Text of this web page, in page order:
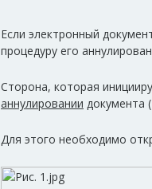
Если электронный
процедуру его
Сторона, которая
аннулировании документа
Для этого необходимо